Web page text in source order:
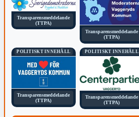
Transparensmeddelande
(TTPA)
Transparensmeddelande
(TTPA)
POLITISKT INNEHÅLL
Transparensmeddelande
(TTPA)
POLITISKT INNEHÅLL
Transparensmeddelande
(TTPA)